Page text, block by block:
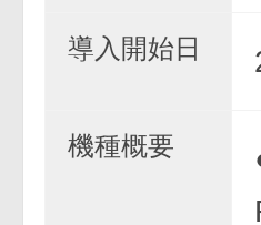
導入開始日
機種概要